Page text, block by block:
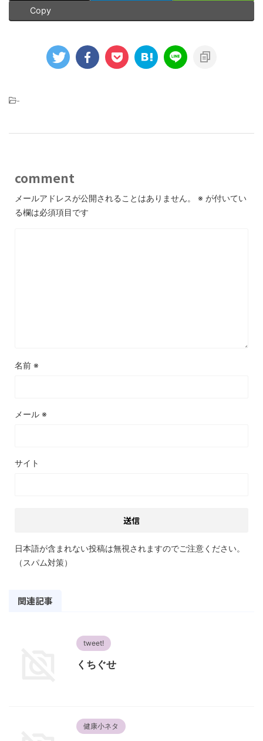
Copy
-
comment
メールアドレスが公開されることはありません。 ※ が付いてい
る欄は必須項目です
名前 ※
メール ※
サイト
日本語が含まれない投稿は無視されますのでご注意ください。
（スパム対策）
関連記事
tweet!
くちぐせ
健康小ネタ